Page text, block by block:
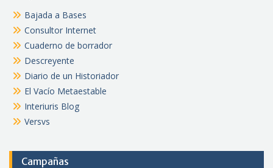
Bajada a Bases
Consultor Internet
Cuaderno de borrador
Descreyente
Diario de un Historiador
El Vacío Metaestable
Interiuris Blog
Versvs
Campañas